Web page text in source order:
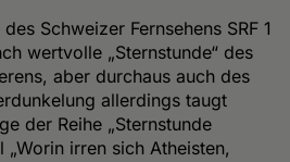
Schweizer Fernsehens SRF 1
wertvolle „Sternstunde“ des
aber durchaus auch des
allerdings taugt
der Reihe „Sternstunde
„Worin irren sich Atheisten,